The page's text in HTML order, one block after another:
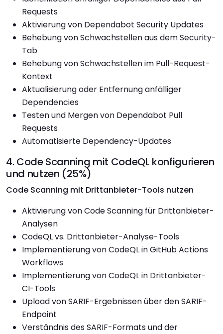
Requests
Aktivierung von Dependabot Security Updates
Behebung von Schwachstellen aus dem Security-
Tab
Behebung von Schwachstellen im Pull-Request-
Kontext
Aktualisierung oder Entfernung anfälliger
Dependencies
Testen und Mergen von Dependabot Pull
Requests
Automatisierte Dependency-Updates
4. Code Scanning mit CodeQL konfigurieren
und nutzen (25%)
Code Scanning mit Drittanbieter-Tools nutzen
Aktivierung von Code Scanning für Drittanbieter-
Analysen
CodeQL vs. Drittanbieter-Analyse-Tools
Implementierung von CodeQL in GitHub Actions
Workflows
Implementierung von CodeQL in Drittanbieter-
CI-Tools
Upload von SARIF-Ergebnissen über den SARIF-
Endpoint
Verständnis des SARIF-Formats und der